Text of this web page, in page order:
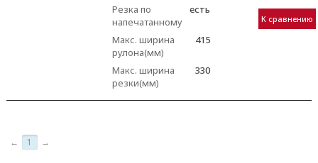
Резка по
напечатанному
есть
Макс. ширина
рулона(мм)
415
Макс. ширина
резки(мм)
330
К сравнению
← 1 →